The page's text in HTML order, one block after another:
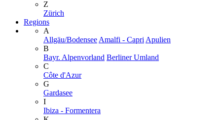
Z
Zürich
Regions
A
Allgäu/Bodensee Amalfi - Capri Apulien
B
Bayr. Alpenvorland Berliner Umland
C
Côte d'Azur
G
Gardasee
I
Ibiza - Formentera